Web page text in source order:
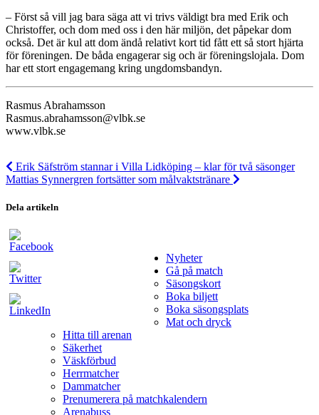
– Först så vill jag bara säga att vi trivs väldigt bra med Erik och
Christoffer, och dom med oss i den här miljön, det påpekar dom
också. Det är kul att dom ändå relativt kort tid fått ett så stort hjärta
för föreningen. De båda engagerar sig och är föreningslojala. Dom
har ett stort engagemang kring ungdomsbandyn.
Rasmus Abrahamsson
Rasmus.abrahamsson@vlbk.se
www.vlbk.se
Erik Säfström stannar i Villa Lidköping – klar för två säsonger
Mattias Synnergren fortsätter som målvaktstränare
Dela artikeln
Nyheter
Gå på match
Säsongskort
Boka biljett
Boka säsongsplats
Mat och dryck
Hitta till arenan
Säkerhet
Väskförbud
Herrmatcher
Dammatcher
Prenumerera på matchkalendern
Arenabuss